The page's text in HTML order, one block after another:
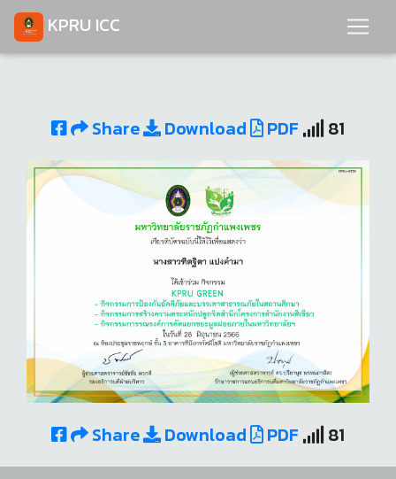
KPRU ICC
Share Download PDF 81
Share Download PDF 81